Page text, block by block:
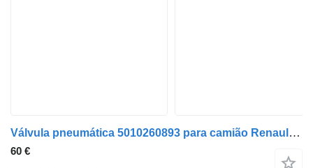
Válvula pneumática 5010260893 para camião Renault AE 420 TI Magnum-Privileg E2
60 €